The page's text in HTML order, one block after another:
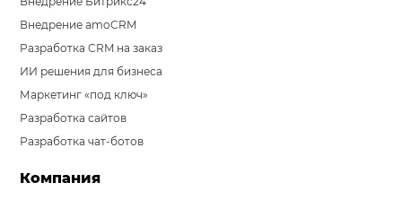
Внедрение amoCRM
Разработка CRM на заказ
ИИ решения для бизнеса
Маркетинг «под ключ»
Разработка сайтов
Разработка чат-ботов
Компания